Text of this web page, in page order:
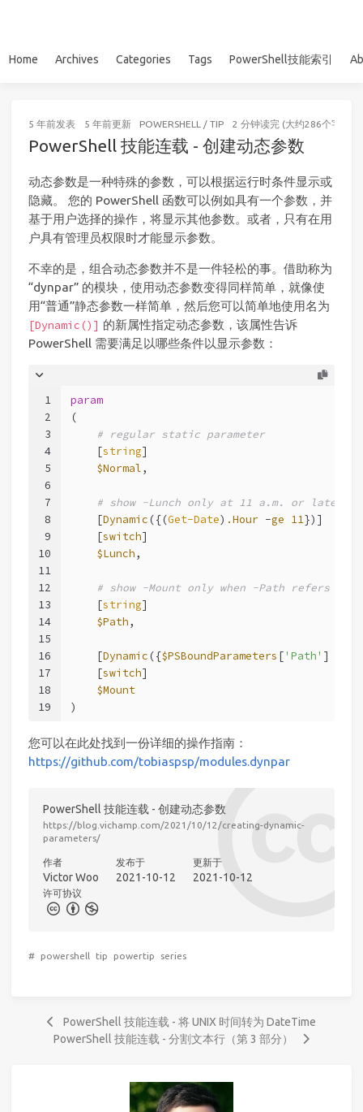
Home Archives Categories Tags PowerShell技能索引
5 年前发表 5 年前更新 POWERSHELL / TIP 2 分钟读完 (大约286个字)
PowerShell 技能连载 - 创建动态参数
动态参数是一种特殊的参数，可以根据运行时条件显示或
隐藏。 您的 PowerShell 函数可以例如具有一个参数，并
基于用户选择的操作，将显示其他参数。或者，只有在用
户具有管理员权限时才能显示参数。
不幸的是，组合动态参数并不是一件轻松的事。借助称为
“dynpar” 的模块，使用动态参数变得同样简单，就像使
用“普通”静态参数一样简单，然后您可以简单地使用名为
[Dynamic()] 的新属性指定动态参数，该属性告诉
PowerShell 需要满足以哪些条件以显示参数：
1
2
3
4
5
6
7
8
9
10
11
12
13
14
15
16
17
18
19
param
(
# regular static parameter
    [
string]
$Normal,
# show -Lunch only at 11 a.m. or later
    [
Dynamic ({(Get-Date) .Hour -ge 11})]
    [
switch]
$Lunch,
# show -Mount only when -Path refers to
    [
string]
$Path,
    [
Dynamic ({$PSBoundParameters ['Path' ] -
    [
switch]
$Mount
)
您可以在此处找到一份详细的操作指南：
https://github.com/tobiaspsp/modules.dynpar
PowerShell 技能连载 - 创建动态参数
https://blog.vichamp.com/2021/10/12/creating-dynamic-
parameters/
作者
Victor Woo
发布于
2021-10-12
更新于
2021-10-12
许可协议
# powershell tip powertip series
PowerShell 技能连载 - 将 UNIX 时间转为 DateTime
PowerShell 技能连载 - 分割文本行（第 3 部分）